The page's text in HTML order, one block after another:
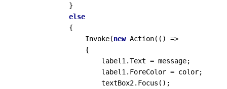
            }
else
            {
                Invoke(
new Action(() =>
                {
                    label1.Text = message;
                    label1.ForeColor = color;
                    textBox2.Focus();